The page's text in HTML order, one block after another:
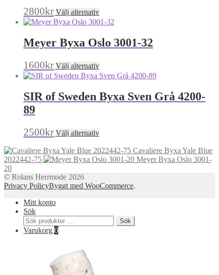
2800kr Välj alternativDen
här
produkten
flera
olika
alternativen
väljas
Meyer Byxa Oslo 3001-32
1600kr Välj alternativDen
här
produkten
flera
alternativen
väljas
på
SIR of Sweden Byxa Sven Grå 4200-
89
2500kr Välj alternativDen
här
produkten
har
flera
De
olika
väljas
på
Cavaliere Byxa Yale Blue
2022442-75
Meyer Byxa Oslo 3001-
20
© Rolans Herrmode 2026
Privacy PolicyByggt med WooCommerce.
Mitt konto
Sök
Sök
efter:
Sök
Varukorg 0